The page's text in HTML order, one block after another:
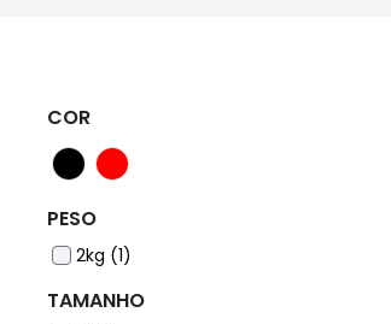
COR
PESO
2kg (1)
TAMANHO